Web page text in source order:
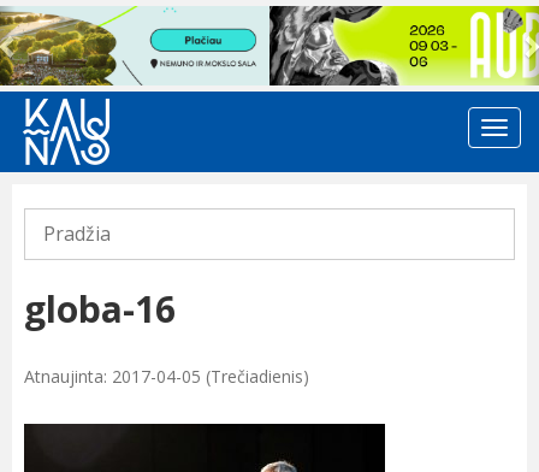
Previous
Pradžia
globa-16
Atnaujinta: 2017-04-05 (Trečiadienis)